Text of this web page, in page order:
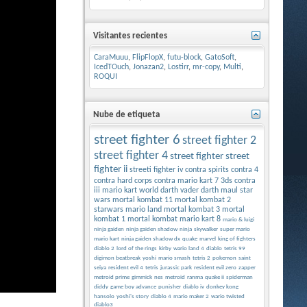
Visitantes recientes
CaraMuuu, FlipFlopX, futu-block, GatoSoft,
IcedTOuch, Jonazan2, Lostirr, mr-copy, Multi,
ROQUI
Nube de etiqueta
street fighter 6 street fighter 2
street fighter 4 street fighter street
fighter ii streeti fighter iv contra spirits contra 4
contra hard corps contra mario kart 7 3ds contra
iii mario kart world darth vader darth maul star
wars mortal kombat 11 mortal kombat 2
starwars mario land mortal kombat 3 mortal
kombat 1 mortal kombat mario kart 8 mario & luigi
ninja gaiden ninja gaiden shadow ninja skywalker super mario
mario kart ninja gaiden shadow dx quake marvel
king of fighters
diablo 2
lord of the rings kirby wario land 4 diablo tetris 99
digimon beatbreak yoshi mario smash tetris 2 pokemon saint
seiya resident evil 4 tetris jurassic park resident evil zero zapper
metroid prime gimmick nes metroid ranma quake ii spiderman
diddy game boy advance punisher diablo iv donkey kong
hansolo yoshi's story diablo 4 mario maker 2 wario twisted
diablo3